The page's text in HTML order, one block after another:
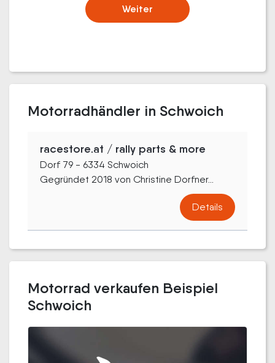
Weiter
Motorradhändler in Schwoich
racestore.at / rally parts & more
Dorf 79 - 6334 Schwoich
Gegründet 2018 von Christine Dorfner...
Details
Motorrad verkaufen Beispiel
Schwoich